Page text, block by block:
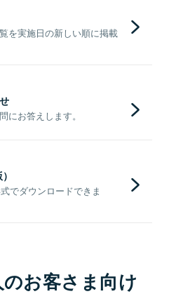
を実施日の新しい順に掲載
にお答えします。
でダウンロードできま
お客さま向け